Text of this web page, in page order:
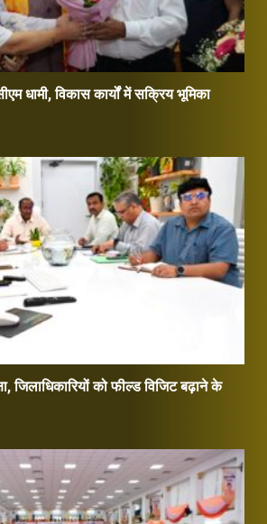
धामी, विकास कार्यों में सक्रिय भूमिका
जिलाधिकारियों को फील्ड विजिट बढ़ाने के